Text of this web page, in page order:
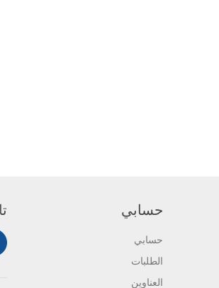
حسابي
حسابي
الطلبات
العناوين